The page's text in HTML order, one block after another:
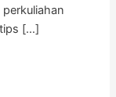
[…]